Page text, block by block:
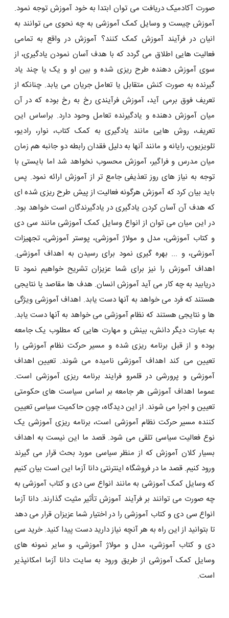
صورت آکادمیک دریافت می توان ابتدا به خود آموزش توجه نمود.
آموزش چیست و وسایل کمک آموزشی به چه نحوی می توانند به
انیان در فرآیند آموزش کمک کنند؟ آموزش در واقع به تمامی
فعالیت هایی اطلاق می گردد که با هدف آسان نمودن یادگیری، از
سوی آموزش دهنده طرح ریزی شده و بین او و یک یا چند یاد
گیرنده به صورت کنش متقابل یا تعامل جریان می یابد. چنانکه از
تعریف فوق برمی آید، آموزش فرآیندی رخ به رخ بوده که در آن
میان آموزش دهنده و یادگیرنده تعامل وحود دارد. براساس این
تعریف، روش هایی مانند یادگیری به کمک کتاب، نوار، رادیو،
تلویزیون، رایانه و مانند آنها به دلیل فقدان رابطه دو جانبه هم زمان
میان مدرس و فراگیر، آموزش محسوب نخواهد شد اما بایستی با
توجه به نیاز های روز تعذیفی جامع تر از آموزش ارائه نمود. پس
باید بیان کرد که آموزش هرگونه فعالیت از پیش طرح ریزی شده ای
که هدف آن آسان کردن یادگیری در یادگیرندگان است خواهد بود.
در این میان می توان از انواع وسایل کمک آموزشی مانند سی دی
و کتاب آموزشی، مدل و مولاژ آموزشی، پوستر آموزشی، تجهیزات
آموزشی، و ... بهره گیری نمود برای رسیدن به اهداف آموزشی.
اهداف آموزش را نیز برای شما عزیزان تشریح خواهیم نمود تا
دریابید به چه کار می آید آموزش انسان. هدف ها مقاصد یا نتایجی
هستند که فرد می خواهد به آنها دست یابد. اهداف آموزشی ویژگی
ها و نتایجی هستند که نظام آموزشی می خواهد به آنها دست یابد.
به عبارت دیگر دانش، بینش و مهارت هایی که مطلوب یک جامعه
بوده و از قبل برنامه ریزی شده و مسیر حرکت نظام آموزشی را
تعیین می کند اهداف آموزشی نامیده می شوند. تعیین اهداف
آموزشی و پرورشی در قلمرو فرایند برنامه ریزی آموزشی است.
عموما اهداف آموزشی هر جامعه بر اساس سیاست های حکومتی
تعیین و اجرا می شوند. از این دیدگاه، چون حاکمیت سیاسی تعیین
کننده مسیر حرکت نظام آموزشی است، برنامه ریزی آموزشی یک
نوع فعالیت سیاسی تلقی می شود. قصد ما این نیست به اهداف
بسیار کلان آموزش که از منظر سیاسی مورد بحث قرار می گیرند
ورود کنیم. قصد ما در فروشگاه اینترنتی دانا آزما این است بیان کنیم
که وسایل کمک آموزشی به مانند انواع سی دی و کتاب آموزشی به
چه صورت می توانند بر فرآیند آموزش تأثیر مثیت گذارند. دانا آزما
انواع سی دی و کتاب آموزشی را در اختیار شما عزیزان قرار می دهد
تا بتوانید از این راه به هر آنچه نیاز دارید دست پیدا کنید. خرید سی
دی و کتاب آموزشی، مدل و مولاژ آموزشی، و سایر نمونه های
وسایل کمک آموزشی از طریق ورود به سایت دانا آزما امکانپذیر
است.